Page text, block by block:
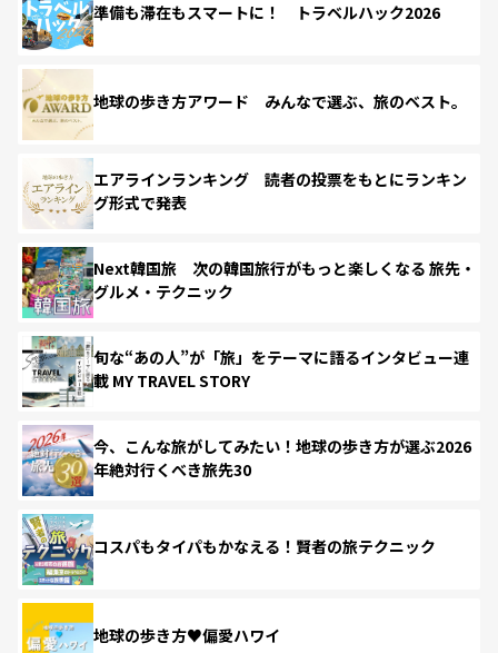
準備も滞在もスマートに！ トラベルハック2026
地球の歩き方アワード みんなで選ぶ、旅のベスト。
エアラインランキング 読者の投票をもとにランキン
グ形式で発表
Next韓国旅 次の韓国旅行がもっと楽しくなる 旅先・
グルメ・テクニック
旬な“あの人”が「旅」をテーマに語るインタビュー連
載 MY TRAVEL STORY
今、こんな旅がしてみたい！地球の歩き方が選ぶ2026
年絶対行くべき旅先30
コスパもタイパもかなえる！賢者の旅テクニック
地球の歩き方♥偏愛ハワイ